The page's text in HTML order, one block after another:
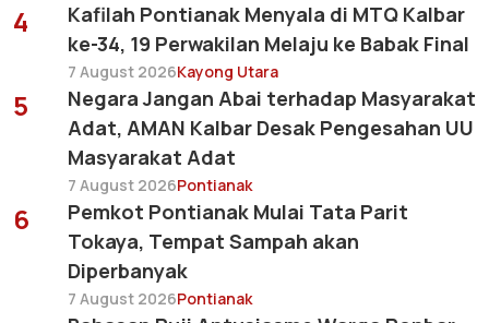
4
Kafilah Pontianak Menyala di MTQ Kalbar
ke-34, 19 Perwakilan Melaju ke Babak Final
7 August 2026Kayong Utara
5
Negara Jangan Abai terhadap Masyarakat
Adat, AMAN Kalbar Desak Pengesahan UU
Masyarakat Adat
7 August 2026Pontianak
6
Pemkot Pontianak Mulai Tata Parit
Tokaya, Tempat Sampah akan
Diperbanyak
7 August 2026Pontianak